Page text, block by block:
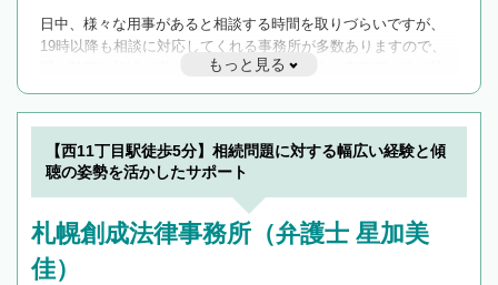
日中、様々な用事があると相談する時間を取りづらいですが、
19時以降も相談に対応してくれる事務所が多数ありますので、
遅い時間の相談が増えそうな場合はそのような事務所に絞り込
んで検索してみましょう。
19時以降TEL可の条件
を加えて再検索
もっと見る
【西11丁目駅徒歩5分】相続問題に対する幅広い経験と傾
聴の姿勢を活かしたサポート
札幌創成法律事務所（弁護士 星加美
佳）